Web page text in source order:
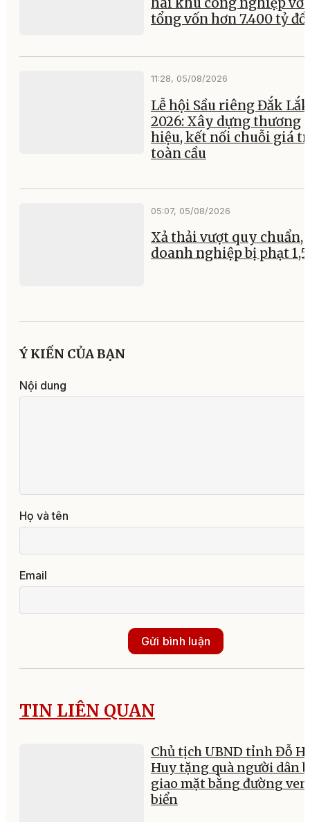
tổng vốn hơn 7.400 tỷ
11:28, 05/08/2026
Lễ hội Sầu riêng Đắk Lắk
2026: Xây dựng thương
hiệu, kết nối chuỗi giá
toàn cầu
05:07, 05/08/2026
Xả thải vượt quy chuẩn,
doanh nghiệp bị phạt
Ý KIẾN CỦA BẠN
Nội dung
Họ và tên
Email
Gửi bình luận
TIN LIÊN QUAN
Chủ tịch UBND tỉnh Đỗ
Huy tặng quà người dân
giao mặt bằng đường ven
biển